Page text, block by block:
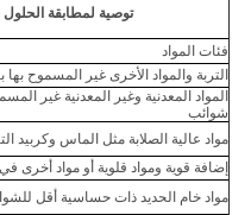
توصية لمطابقة الحلول
فئات المواد
التربة والمواد الأخرى غير المسموح
المواد المعدنية وغير المعدنية غير
شوائب
مواد عالية الصلابة مثل الماس وكربيد
إضافة قوية ومواد قلوية أو مواد أخرى
مواد خام الحديد ذات حساسية أقل